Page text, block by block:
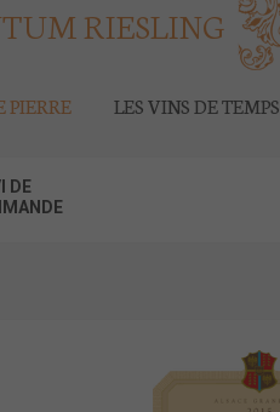
RIESLING
PIERRE LES VINS DE TEMPS
DE